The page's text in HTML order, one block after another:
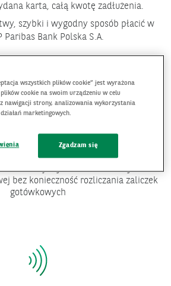
karta, całą kwotę zadłużenia.
szybki i wygodny sposób płacić w
Paribas Bank Polska S.A.
realizacji wydatków służbowych w
bez konieczność rozliczania zaliczek
gotówkowych
wszystkich plików cookie” jest wyrażona
cookie na swoim urządzeniu w celu
nawigacji strony, analizowania wykorzystania
marketingowych.
Zgadzam się